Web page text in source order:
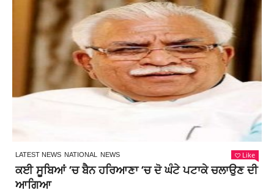
LATEST NEWS NATIONAL NEWS Like
ਕਈ ਸੂਬਿਆਂ ‘ਚ ਬੈਨ ਹਰਿਆਣਾ ‘ਚ ਦੋ ਘੰਟੇ ਪਟਾਕੇ ਚਲਾਉਣ ਦੀ
ਆਗਿਆ